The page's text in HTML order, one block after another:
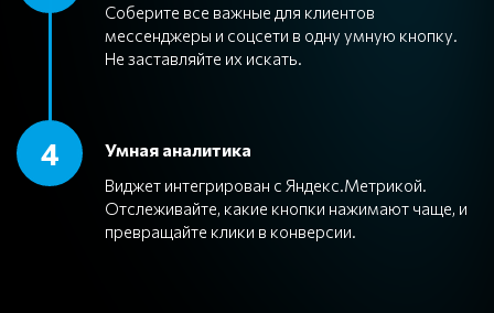
Соберите все важные для клиентов
мессенджеры и соцсети в одну умную кнопку.
Не заставляйте их искать.
4 Умная аналитика
Виджет интегрирован с Яндекс.Метрикой.
Отслеживайте, какие кнопки нажимают чаще, и
превращайте клики в конверсии.